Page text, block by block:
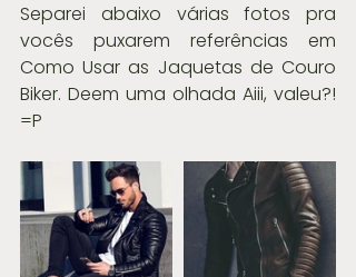
Separei abaixo várias fotos pra
vocês puxarem referências em
Como Usar as Jaquetas de Couro
Biker. Deem uma olhada Aiii, valeu?!
=P